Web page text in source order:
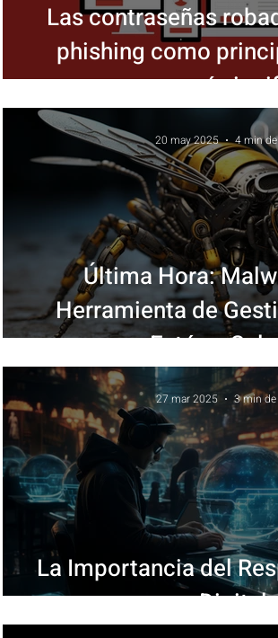
Las contraseñas
phishing como
acceso: ¿qué
Última Hora:
Herramienta de
¿Estás a
20 may 2025 4 min
La Importancia del
Digital
27 mar 2025 3 min